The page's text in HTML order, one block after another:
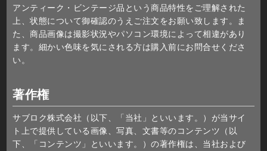
アンティーク・ビンテージ品という商品特性をご理解された
上、状態について御確認のうえご注文をお願い致します。ま
た、商品画像は撮影状況やパソコン環境によって相違があり
ます。細かい色味を気にされる方は購入前にお問合せくださ
い。
著作権
サブロク株式会社（以下、「当社」といいます。）が当サイ
ト上で提供している画像、写真、文書等のコンテンツ（以
下、「コンテンツ」といいます。）の著作権は、当社および